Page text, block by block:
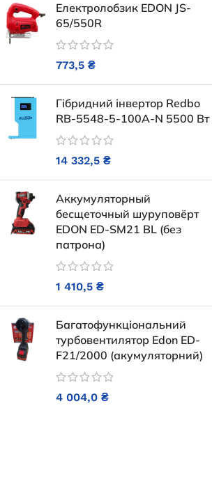
Бензиновий генератор OKAYAMA
Під замовлення
31 850,0₴
ДОДАТИ В КОШИК
Електролобзик EDON JS-
65/550R
773,5 ₴
Гібридний інвертор Redbo
RB-5548-5-100A-N 5500 Вт
14 332,5 ₴
Аккумуляторный
бесщеточный шуруповёрт
EDON ED-SM21 BL (без
патрона)
1 410,5 ₴
Багатофункціональний
турбовентилятор Edon ED-
F21/2000 (акумуляторний)
4 004,0 ₴